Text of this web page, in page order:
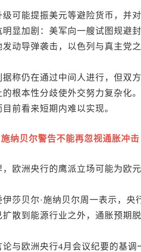
级可能提振美元等避险货币，并对
明显加剧：美军向一艘试图规避
发动导弹袭击，以色列与真主党
据称仍在通过中间人进行，但双
的根本性分歧使外交努力复杂化
前看来短期内难以实现。
纳贝尔警告不能再忽视通胀冲击
，欧洲央行的鹰派立场可能为欧
伊莎贝尔·施纳贝尔周一表示，
扩散到能源行业之外，通胀预期
论与欧洲央行4月会议纪要的基